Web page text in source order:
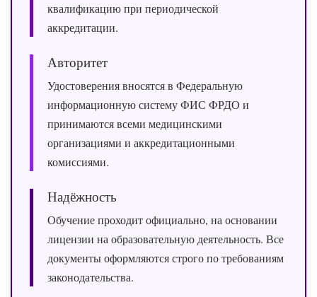
квалификацию при периодической
аккредитации.
Авторитет
Удостоверения вносятся в Федеральную
информационную систему ФИС ФРДО и
принимаются всеми медицинскими
организациями и аккредитационными
комиссиями.
Надёжность
Обучение проходит официально, на основании
лицензии на образовательную деятельность. Все
документы оформляются строго по требованиям
законодательства.